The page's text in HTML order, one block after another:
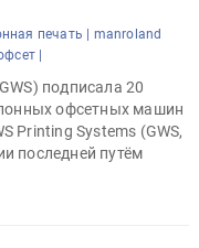
печать | manroland
|
подписала 20
офсетных машин
Printing Systems (GWS,
последней путём